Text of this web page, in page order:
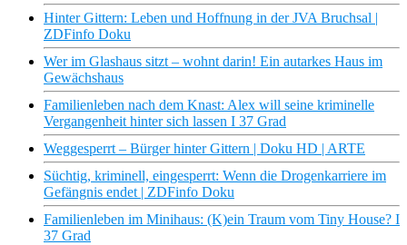
Hinter Gittern: Leben und Hoffnung in der JVA Bruchsal |
ZDFinfo Doku
Wer im Glashaus sitzt – wohnt darin! Ein autarkes Haus im
Gewächshaus
Familienleben nach dem Knast: Alex will seine kriminelle
Vergangenheit hinter sich lassen I 37 Grad
Weggesperrt – Bürger hinter Gittern | Doku HD | ARTE
Süchtig, kriminell, eingesperrt: Wenn die Drogenkarriere im
Gefängnis endet | ZDFinfo Doku
Familienleben im Minihaus: (K)ein Traum vom Tiny House? I
37 Grad